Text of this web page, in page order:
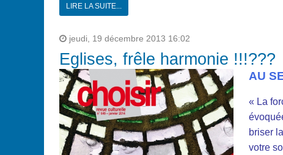
LIRE LA SUITE...
jeudi, 19 décembre 2013 16:02
Eglises, frêle harmonie !!!???
AU
« La
briser
votre